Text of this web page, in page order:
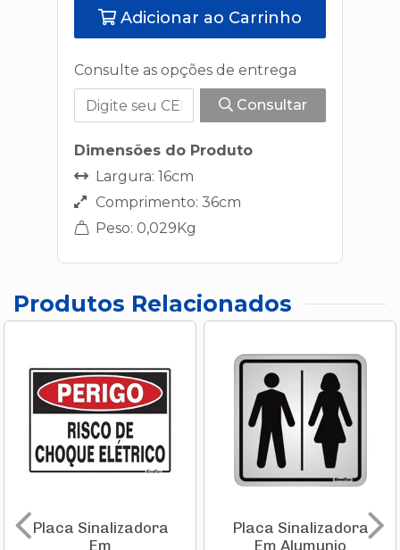
Adicionar ao Carrinho
Consulte as opções de entrega
Consultar
Dimensões do Produto
Largura: 16cm
Comprimento: 36cm
Peso: 0,029Kg
Produtos Relacionados
Placa Sinalizadora
Em
Placa Sinalizadora
Em Alumunio